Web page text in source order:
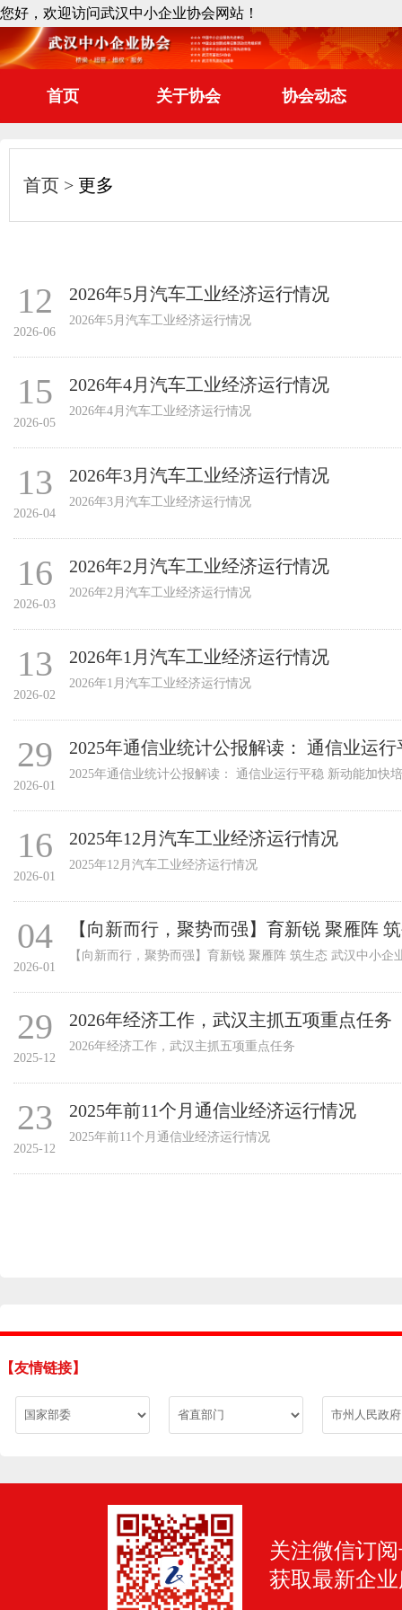
您好，欢迎访问武汉中小企业协会网站！
首页 关于协会 协会动态
首页 更多
12
2026-06
2026年5月汽车工业经济运行情况
2026年5月汽车工业经济运行情况
15
2026-05
2026年4月汽车工业经济运行情况
2026年4月汽车工业经济运行情况
13
2026-04
2026年3月汽车工业经济运行情况
2026年3月汽车工业经济运行情况
16
2026-03
2026年2月汽车工业经济运行情况
2026年2月汽车工业经济运行情况
13
2026-02
2026年1月汽车工业经济运行情况
2026年1月汽车工业经济运行情况
29
2026-01
2025年通信业统计公报解读： 通信业运
2025年通信业统计公报解读： 通信业运行平稳 新动能加快
16
2026-01
2025年12月汽车工业经济运行情况
2025年12月汽车工业经济运行情况
04
2026-01
【向新而行，聚势而强】育新锐 聚雁阵
【向新而行，聚势而强】育新锐 聚雁阵 筑生态 武汉中小企
29
2025-12
2026年经济工作，武汉主抓五项重点任务
2026年经济工作，武汉主抓五项重点任务
23
2025-12
2025年前11个月通信业经济运行情况
2025年前11个月通信业经济运行情况
【友情链接】
关注微信订
获取最新企